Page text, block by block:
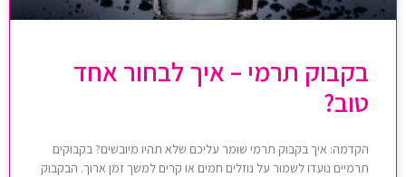
בקבוק תרמי – איך לבחור אחד
טוב?
הקדמה: איך בקבוק תרמי שומר עליכם שלא תהיו מיובשים? בקבוקים
תרמיים נועדו לשמור על נוזלים חמים או קרים למשך זמן ארוך. הבקבוק